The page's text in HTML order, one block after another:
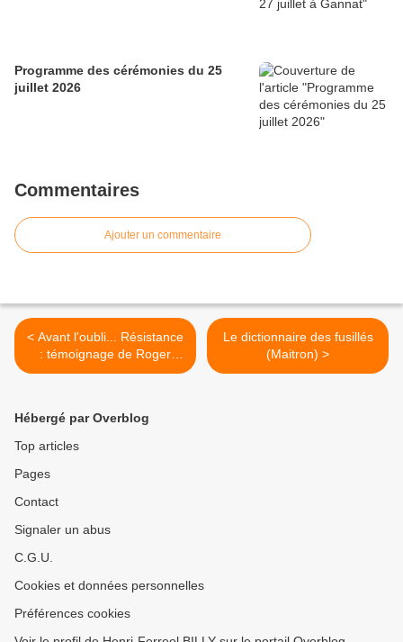
Programme des cérémonies du 25
juillet 2026
Commentaires
Ajouter un commentaire
< Avant l'oubli... Résistance
: témoignage de Roger
SANDRIER
Le dictionnaire des fusillés
(Maitron) >
Hébergé par Overblog
Top articles
Pages
Contact
Signaler un abus
C.G.U.
Cookies et données personnelles
Préférences cookies